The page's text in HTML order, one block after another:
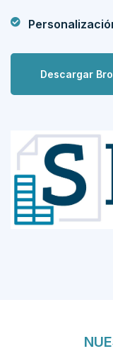
Descargar